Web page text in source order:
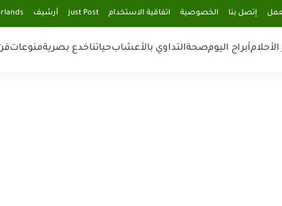
إتصل بنا الخصوصية اتفاقية الاستخدام just Post أرشيف
أبراج اليومصحةالتداوي بالأعشابحياتناخدع بصريةمنوعات